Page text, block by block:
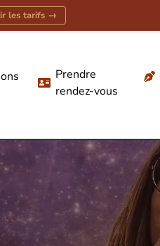
les tarifs →

Prendre
rendez-vous
